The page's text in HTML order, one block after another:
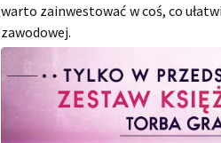
warto zainwestować w coś, co
zawodowej.